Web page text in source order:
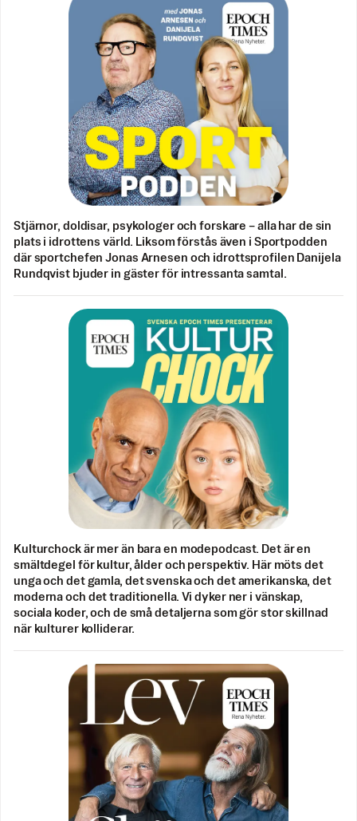
Stjärnor, doldisar, psykologer och forskare – alla har de sin
plats i idrottens värld. Liksom förstås även i Sportpodden
där sportchefen Jonas Arnesen och idrottsprofilen Danijela
Rundqvist bjuder in gäster för intressanta samtal.
Kulturchock är mer än bara en modepodcast. Det är en
smältdegel för kultur, ålder och perspektiv. Här möts det
unga och det gamla, det svenska och det amerikanska, det
moderna och det traditionella. Vi dyker ner i vänskap,
sociala koder, och de små detaljerna som gör stor skillnad
när kulturer kolliderar.